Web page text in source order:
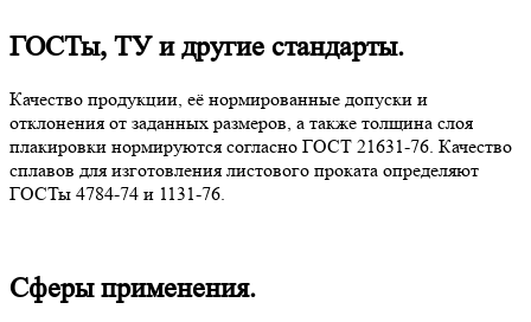
ГОСТы, ТУ и другие стандарты.
Качество продукции, её нормированные допуски и
отклонения от заданных размеров, а также толщина слоя
плакировки нормируются согласно ГОСТ 21631-76. Качество
сплавов для изготовления листового проката определяют
ГОСТы 4784-74 и 1131-76.
Сферы применения.